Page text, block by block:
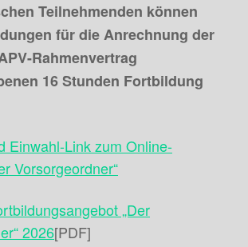
Teilnehmenden können
für die Anrechnung der
Rahmenvertrag
16 Stunden Fortbildung
Einwahl-Link zum Online-
Vorsorgeordner“
„Der
2026[PDF]